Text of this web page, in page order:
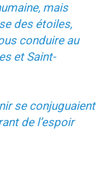
mais
des étoiles,
conduire au
et Saint-
se conjuguaient
de l’espoir